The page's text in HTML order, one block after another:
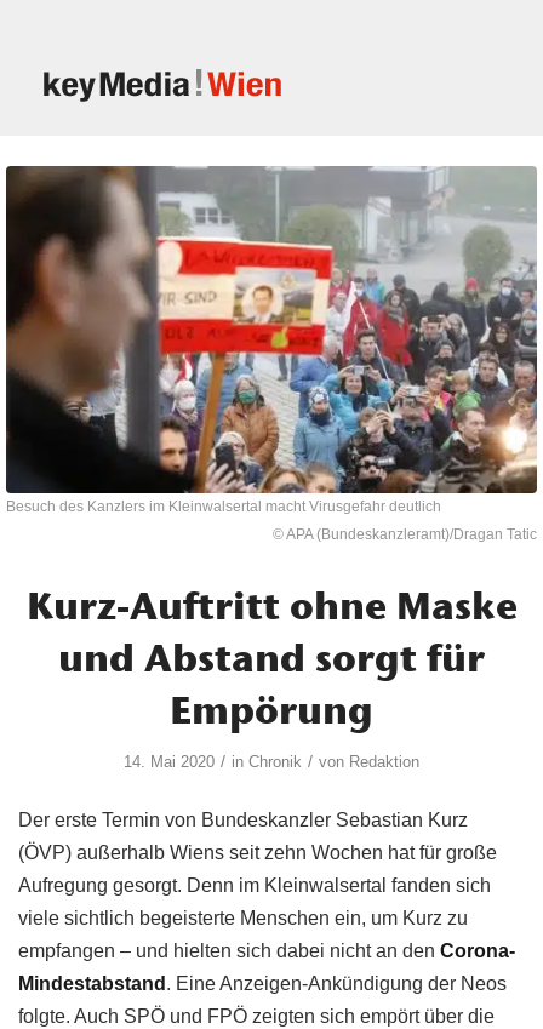
Besuch des Kanzlers im Kleinwalsertal macht Virusgefahr deutlich
© APA (Bundeskanzleramt)/Dragan Tatic
Kurz-Auftritt ohne Maske
und Abstand sorgt für
Empörung
14. Mai 2020 / in Chronik / von Redaktion
Der erste Termin von Bundeskanzler Sebastian Kurz
(ÖVP) außerhalb Wiens seit zehn Wochen hat für große
Aufregung gesorgt. Denn im Kleinwalsertal fanden sich
viele sichtlich begeisterte Menschen ein, um Kurz zu
empfangen – und hielten sich dabei nicht an den Corona-
Mindestabstand . Eine Anzeigen-Ankündigung der Neos
folgte. Auch SPÖ und FPÖ zeigten sich empört über die